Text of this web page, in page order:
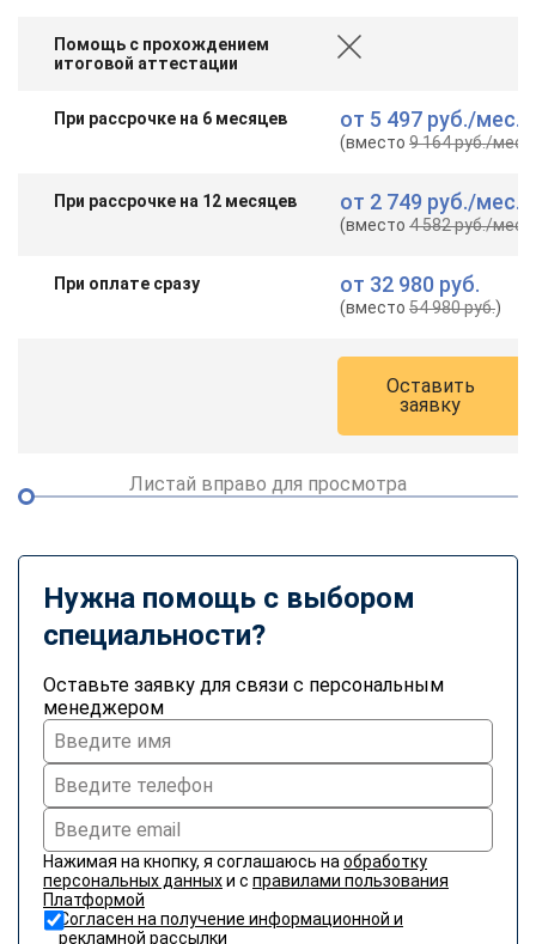
Помощь с прохождением
итоговой аттестации
При рассрочке на 6 месяцев от 5 497 руб./мес.
(вместо9 164 руб./мес.
При рассрочке на 12 месяцев от 2 749 руб./мес.
(вместо4 582 руб./мес.
При оплате сразу от 32 980 руб.
(вместо54 980 руб.)
Оставить
заявку
Листай вправо для просмотра
Нужна помощь с выбором
специальности?
Оставьте заявку для связи с персональным
менеджером
Нажимая на кнопку, я соглашаюсь на обработку
персональных данныхи с правилами пользования
Платформой
Согласен на получение информационной и
рекламной рассылки